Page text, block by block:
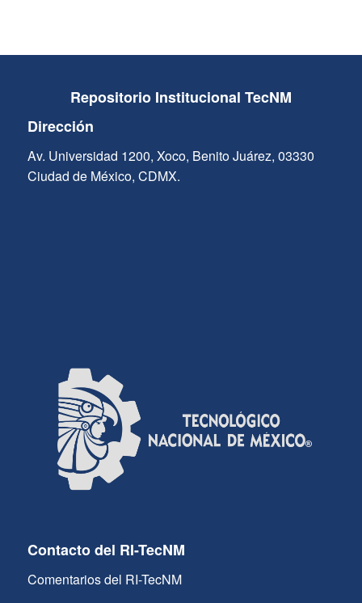
Repositorio Institucional TecNM
Dirección
Av. Universidad 1200, Xoco, Benito Juárez, 03330
Ciudad de México, CDMX.
Contacto del RI-TecNM
Comentarios del RI-TecNM